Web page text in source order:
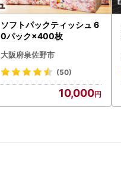
ソフトパックティッシュ 6
0パック×400枚
大阪府泉佐野市
(50)
10,000